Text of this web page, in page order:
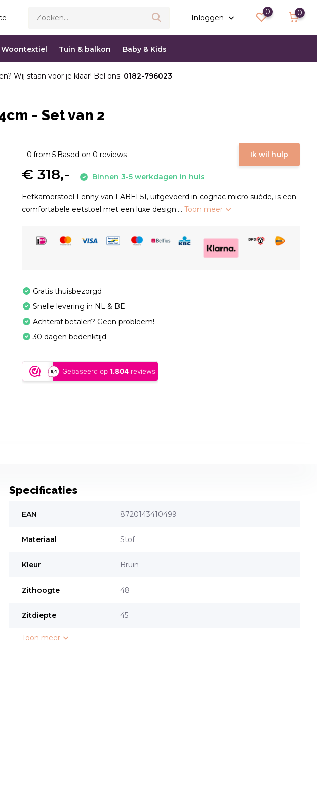
Inloggen
0 0
Woontextiel Tuin & balkon Baby & Kids
Wij staan voor je klaar! Bel ons: 0182-796023
- Set van 2
0 from 5 Based on 0 reviews Ik wil hulp
€ 318,- Binnen 3-5 werkdagen in huis
Eetkamerstoel Lenny van LABEL51, uitgevoerd in cognac micro suède, is een
comfortabele eetstoel met een luxe design....Toon meer
Gratis thuisbezorgd
Snelle levering in NL & BE
Achteraf betalen? Geen probleem!
30 dagen bedenktijd
Specificaties
EAN 8720143410499
Materiaal Stof
Kleur Bruin
Zithoogte 48
Zitdiepte 45
Toon meer